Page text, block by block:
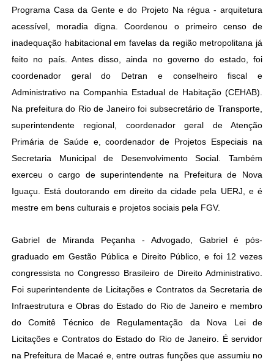
Programa Casa da Gente e do Projeto Na régua - arquitetura
acessível, moradia digna. Coordenou o primeiro censo de
inadequação habitacional em favelas da região metropolitana já
feito no país. Antes disso, ainda no governo do estado, foi
coordenador geral do Detran e conselheiro fiscal e
Administrativo na Companhia Estadual de Habitação (CEHAB).
Na prefeitura do Rio de Janeiro foi subsecretário de Transporte,
superintendente regional, coordenador geral de Atenção
Primária de Saúde e, coordenador de Projetos Especiais na
Secretaria Municipal de Desenvolvimento Social. Também
exerceu o cargo de superintendente na Prefeitura de Nova
Iguaçu. Está doutorando em direito da cidade pela UERJ, e é
mestre em bens culturais e projetos sociais pela FGV.
Gabriel de Miranda Peçanha - Advogado, Gabriel é pós-
graduado em Gestão Pública e Direito Público, e foi 12 vezes
congressista no Congresso Brasileiro de Direito Administrativo.
Foi superintendente de Licitações e Contratos da Secretaria de
Infraestrutura e Obras do Estado do Rio de Janeiro e membro
do Comitê Técnico de Regulamentação da Nova Lei de
Licitações e Contratos do Estado do Rio de Janeiro. É servidor
na Prefeitura de Macaé e, entre outras funções que assumiu no